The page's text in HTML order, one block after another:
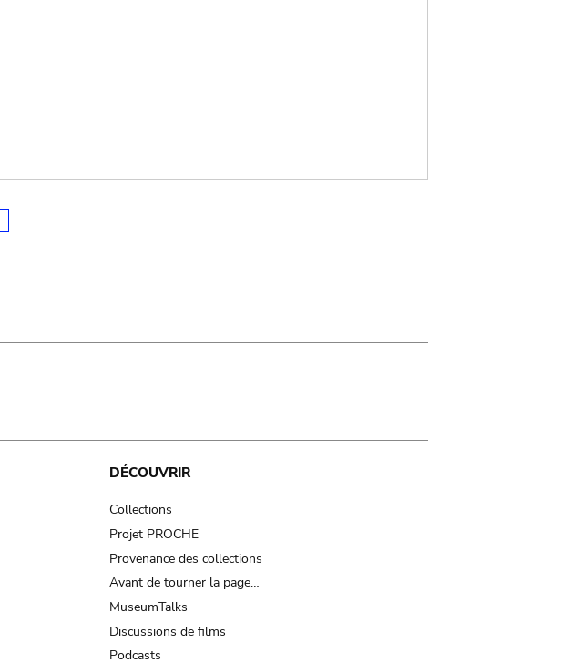
DÉCOUVRIR
Collections
Projet PROCHE
Provenance des collections
Avant de tourner la page…
MuseumTalks
Discussions de films
Podcasts